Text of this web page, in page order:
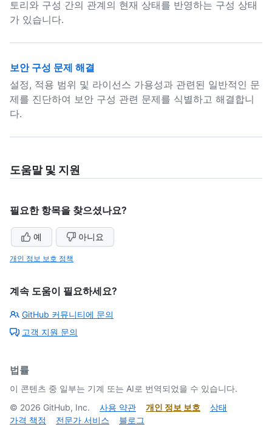
토리와 구성 간의 관계의 현재 상태를 반영하는 구성 상태
가 있습니다.
보안 구성 문제 해결
설정, 적용 범위 및 라이선스 가용성과 관련된 일반적인 문
제를 진단하여 보안 구성 관련 문제를 식별하고 해결합니
다.
도움말 및 지원
필요한 항목을 찾으셨나요?
예 아니요
개인 정보 보호 정책
계속 도움이 필요하세요?
GitHub 커뮤니티에 문의
고객 지원 문의
법률
이 콘텐츠 중 일부는 기계 또는 AI로 번역되었을 수 있습니다.
© 2026 GitHub, Inc. 사용 약관 개인 정보 보호
상태
가격 책정
전문가 서비스 블로그